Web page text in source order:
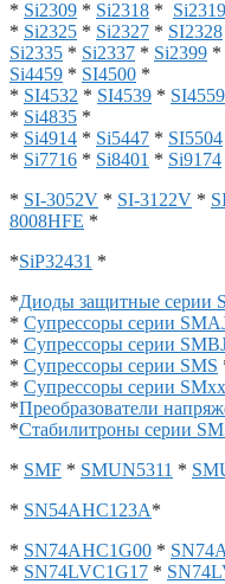
* Si2309 * Si2318 * Si2319
* Si2325 * Si2327 * SI2328
Si2335 * Si2337 * Si2399 *
Si4459 * SI4500 *
* SI4532 * SI4539 * SI4559
* Si4835 *
* Si4914 * Si5447 * SI5504
* Si7716 * Si8401 * Si9174
* SI-3052V * SI-3122V *
8008HFE *
*SiP32431 *
*Диоды защитные серии
* Супрессоры серии
* Супрессоры серии
* Супрессоры серии SMS
* Супрессоры серии
*Преобразователи
*Стабилитроны серии
* SMF * SMUN5311 *
* SN54AHC123A*
* SN74AHC1G00 *
* SN74LVC1G17 *